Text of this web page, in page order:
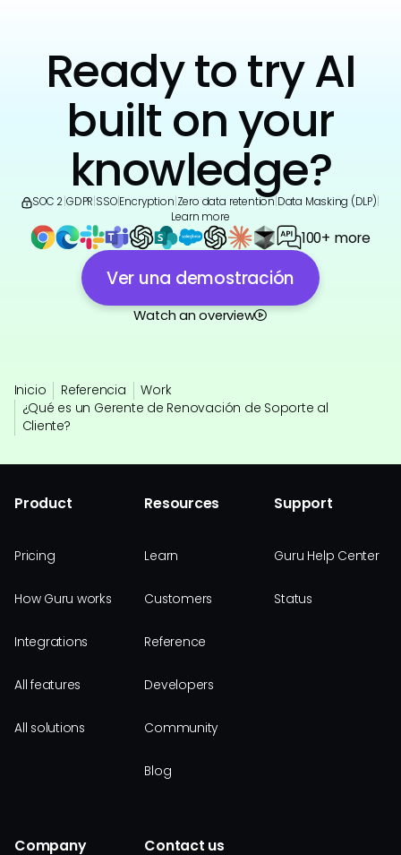
Ready to try AI
built on your
knowledge?
SOC 2 GDPR SSO|Encryption Zero data retention Data Masking (DLP)
Learn more
100+ more
Ver una demostración
Watch an overview
Inicio Referencia
Work
¿Qué es un Gerente de Renovación de Soporte al
Cliente?
Product
Pricing
How Guru works
Integrations
All features
All solutions
Resources
Learn
Customers
Reference
Developers
Community
Blog
Support
Guru Help Center
Status
Company Contact us